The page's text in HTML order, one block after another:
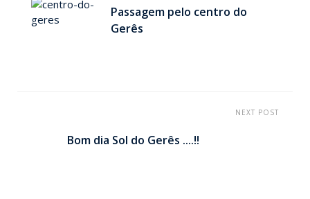
Passagem pelo centro do
Gerês
NEXT POST
Bom dia Sol do Gerês ....!!